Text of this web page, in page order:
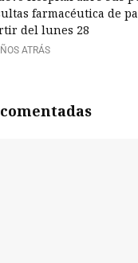
farmacéutica de
del lunes 28
ATRÁS